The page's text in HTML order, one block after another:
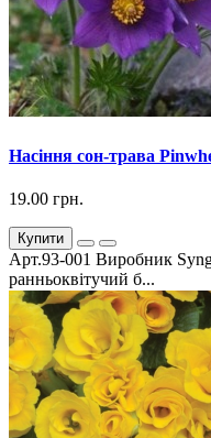
Насіння сон-трава
19.00 грн.
Купити
Арт.93-001 Виробник
ранньоквітучий б...